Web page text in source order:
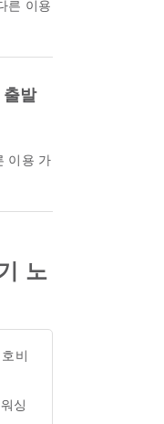
발
노
비
싱